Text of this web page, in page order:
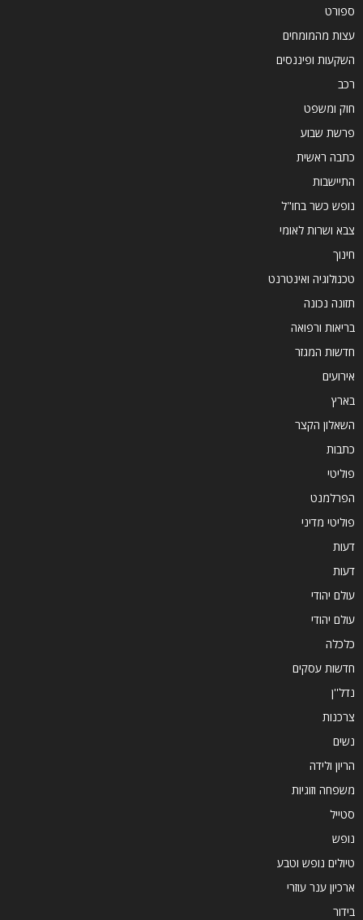
ספורט
עצות מהמומחים
השקעות ופיננסים
רכב
חוק ומשפט
פרשת שבוע
כתבה ראשית
התיישבות
נופש כשר בחו"ל
צבא ושרות לאומי
חינוך
טכנולוגיה ואינטרנט
תזונה נכונה
בריאות ורפואה
חדשות המגזר
אירועים
בארץ
השאלון הקצר
כתבות
פוליטי
הפרלמנט
פוליטי מדיני
דעות
דעות
עולם יהודי
עולם יהודי
כלכלה
חדשות עסקים
נדל''ן
צרכנות
נשים
הריון ולידה
משפחה וזוגיות
סטייל
נופש
טיולים נופש וטבע
ארכיון ענר עוזרי
בידור